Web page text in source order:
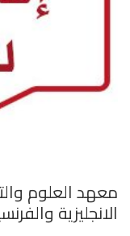
معهد العلوم
الانجليزية